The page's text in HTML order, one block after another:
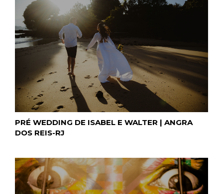
PRÉ WEDDING DE ISABEL E WALTER | ANGRA
DOS REIS-RJ